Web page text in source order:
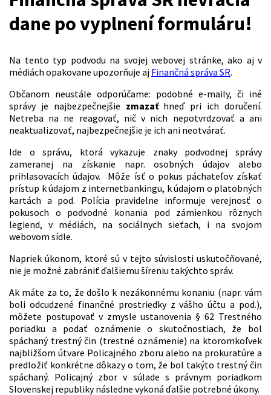
dane po vyplnení formuláru!
Na tento typ podvodu na svojej webovej stránke, ako aj v
médiách opakovane upozorňuje aj Finančná správa SR.
Občanom neustále odporúčame: podobné e-maily, či iné
správy je najbezpečnejšie zmazaťhneď pri ich doručení.
Netreba na ne reagovať, nič v nich nepotvrdzovať a ani
neaktualizovať, najbezpečnejšie je ich ani neotvárať.
Ide o správu, ktorá vykazuje znaky podvodnej správy
zameranej na získanie napr. osobných údajov alebo
prihlasovacích údajov. Môže ísť o pokus páchateľov získať
prístup k údajom z internetbankingu, k údajom o platobných
kartách a pod. Polícia pravidelne informuje verejnosť o
pokusoch o podvodné konania pod zámienkou rôznych
legiend, v médiách, na sociálnych sieťach, i na svojom
webovom sídle.
Napriek úkonom, ktoré sú v tejto súvislosti uskutočňované,
nie je možné zabrániť ďalšiemu šíreniu takýchto správ.
Ak máte za to, že došlo k nezákonnému konaniu (napr. vám
boli odcudzené finančné prostriedky z vášho účtu a pod.),
môžete postupovať v zmysle ustanovenia § 62 Trestného
poriadku a podať oznámenie o skutočnostiach, že bol
spáchaný trestný čin (trestné oznámenie) na ktoromkoľvek
najbližšom útvare Policajného zboru alebo na prokuratúre a
predložiť konkrétne dôkazy o tom, že bol takýto trestný čin
spáchaný. Policajný zbor v súlade s právnym poriadkom
Slovenskej republiky následne vykoná ďalšie potrebné úkony.